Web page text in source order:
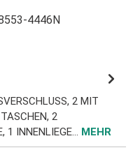
4446N
2 MIT P
2 SE
INNENLIEGE… MEHR